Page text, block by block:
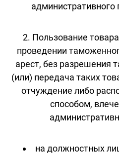
2. Пользование
проведении
арест, без разрешения
(или) передача таких
отчуждение либо
способом,
на должностных